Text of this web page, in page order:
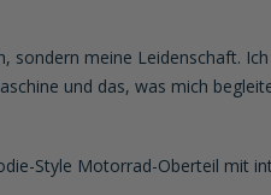
sondern meine Leidenschaft.
und das, was mich
Style Motorrad-Oberteil mit